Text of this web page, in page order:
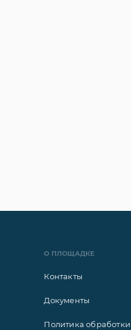
О ПЛОЩАДКЕ
Контакты
Документы
Политика обработки